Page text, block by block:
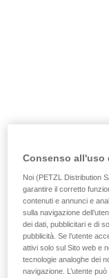
Nodo di Bunny(per
Consenso all'uso
Noi (PETZL Distribution
garantire il corretto
contenuti e annunci e
sulla navigazione
dei dati, pubblicitari e di
pubblicità. Se l’utente
attivi solo sul Sito web e
tecnologie analoghe dei
navigazione. L’utente